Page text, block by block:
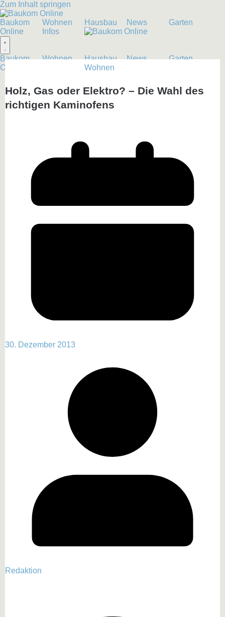
Zum Inhalt springen
Baukom
Online
Wohnen Hausbau News
Garten
Infos
Baukom
Online
Wohnen Hausbau News
Garten
Wohnen
Holz, Gas oder Elektro? – Die Wahl des
richtigen Kaminofens
30. Dezember 2013
Redaktion